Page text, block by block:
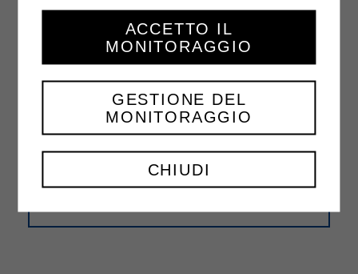
YOUTUBE
CHIUDI
GESTIONE DEL
MONITORAGGIO
ACCETTO IL
MONITORAGGIO